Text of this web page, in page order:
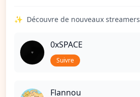
✨ Découvre de nouveaux streamers
0xSPACE
Suivre
Flannou